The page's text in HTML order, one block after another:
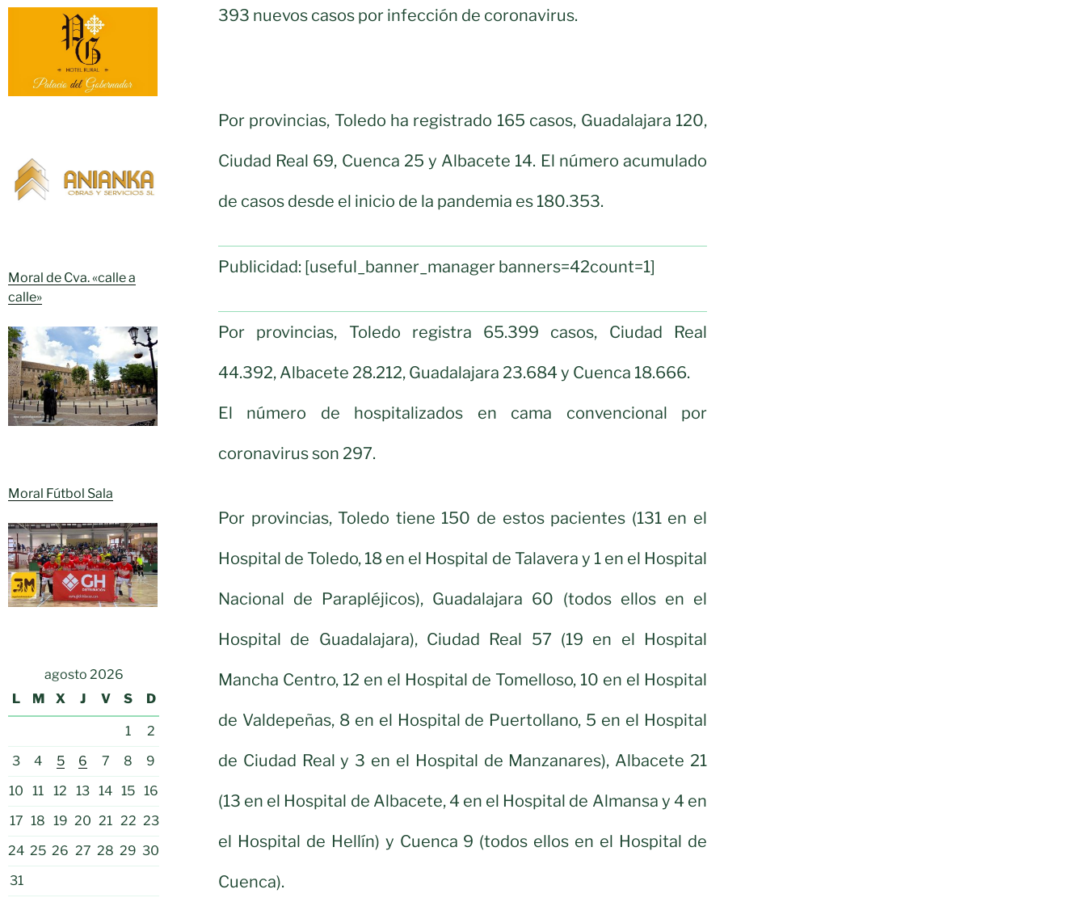
Moral de Cva. «calle a
calle»
Moral Fútbol Sala
agosto 2026
L
M X J V S D
1
2
3
4 5 6 7 8
9
10
11 12 13 14 15 16
17 18 19 20 21 22 23
24 25 26 27 28 29 30
31
393 nuevos casos por infección de coronavirus.
Por provincias, Toledo ha registrado 165 casos, Guadalajara 120,
Ciudad Real 69, Cuenca 25 y Albacete 14. El número acumulado
de casos desde el inicio de la pandemia es 180.353.
Publicidad: [useful_banner_manager banners=42count=1]
Por provincias, Toledo registra 65.399 casos, Ciudad Real
44.392, Albacete 28.212, Guadalajara 23.684 y Cuenca 18.666.
El número de hospitalizados en cama convencional por
coronavirus son 297.
Por provincias, Toledo tiene 150 de estos pacientes (131 en el
Hospital de Toledo, 18 en el Hospital de Talavera y 1 en el Hospital
Nacional de Parapléjicos), Guadalajara 60 (todos ellos en el
Hospital de Guadalajara), Ciudad Real 57 (19 en el Hospital
Mancha Centro, 12 en el Hospital de Tomelloso, 10 en el Hospital
de Valdepeñas, 8 en el Hospital de Puertollano, 5 en el Hospital
de Ciudad Real y 3 en el Hospital de Manzanares), Albacete 21
(13 en el Hospital de Albacete, 4 en el Hospital de Almansa y 4 en
el Hospital de Hellín) y Cuenca 9 (todos ellos en el Hospital de
Cuenca).